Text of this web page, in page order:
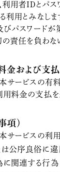
利用者IDとパ
利用とみなしま
パスワードが
責任を負わな
金および支払
サービスの有
料金の支払を
項）
サービスの利
公序良俗に違
に関連する行為